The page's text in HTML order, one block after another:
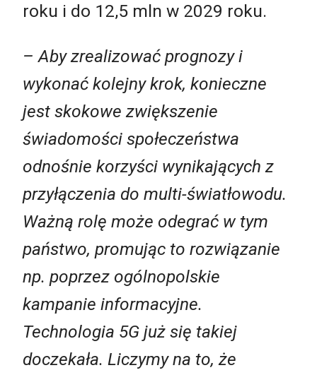
roku i do 12,5 mln w 2029 roku.
– Aby zrealizować prognozy i
wykonać kolejny krok, konieczne
jest skokowe zwiększenie
świadomości społeczeństwa
odnośnie korzyści wynikających z
przyłączenia do multi-światłowodu.
Ważną rolę może odegrać w tym
państwo, promując to rozwiązanie
np. poprzez ogólnopolskie
kampanie informacyjne.
Technologia 5G już się takiej
doczekała. Liczymy na to, że